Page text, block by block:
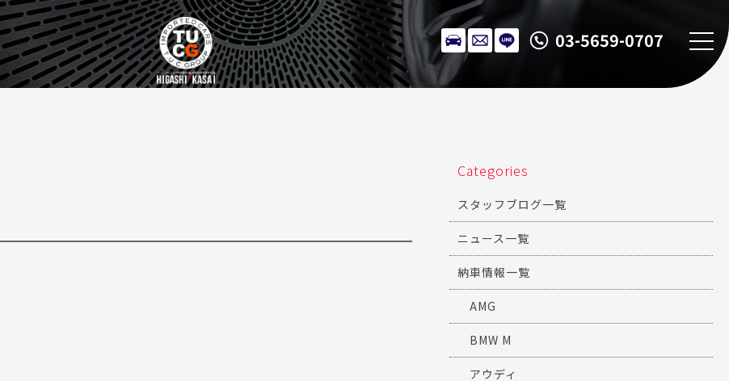
03-5659-0707
Categories
スタッフブログ一覧
ニュース一覧
納車情報一覧
AMG
BMW M
アウディ